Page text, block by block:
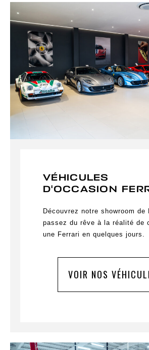
VÉHICULES
D'OCCASION
Découvrez notre showroom de
passez du rêve à la réalité de
une Ferrari en quelques jours.
VOIR NOS